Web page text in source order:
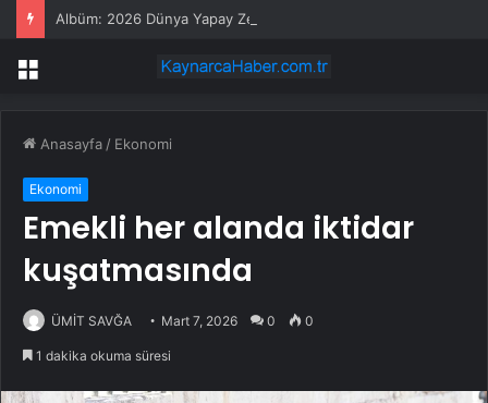
Albüm: 2026 Dünya Yapay Zeka Konferansı Sona Erdi
Menü
Anasayfa / Ekonomi
Ekonomi
Emekli her alanda iktidar
kuşatmasında
ÜMİT SAVĞA Mart 7, 2026 0 0
1 dakika okuma süresi